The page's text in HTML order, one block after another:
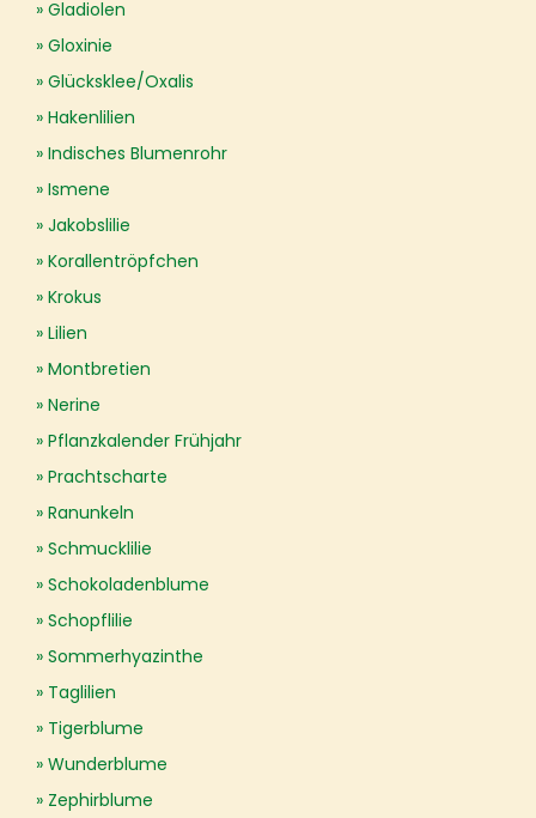
Gladiolen
Gloxinie
Glücksklee/Oxalis
Hakenlilien
Indisches Blumenrohr
Ismene
Jakobslilie
Korallentröpfchen
Krokus
Lilien
Montbretien
Nerine
Pflanzkalender Frühjahr
Prachtscharte
Ranunkeln
Schmucklilie
Schokoladenblume
Schopflilie
Sommerhyazinthe
Taglilien
Tigerblume
Wunderblume
Zephirblume